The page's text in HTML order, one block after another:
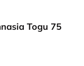
Togu 75